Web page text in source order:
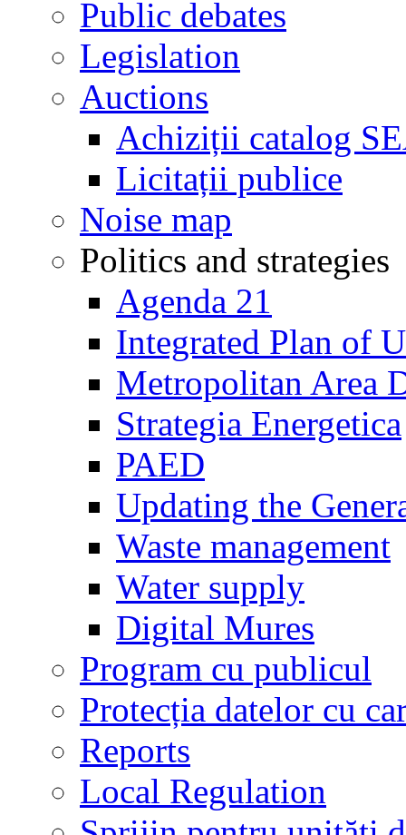
Public debates
Legislation
Auctions
Achiziții catalog
Licitații publice
Noise map
Politics and strategies
Agenda 21
Integrated Plan of
Metropolitan Area
Strategia Energetica
PAED
Updating the
Waste management
Water supply
Digital Mures
Program cu publicul
Protecția datelor cu
Reports
Local Regulation